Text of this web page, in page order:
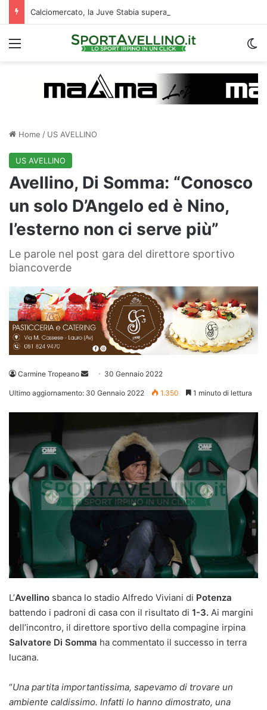
Menu
Home / US AVELLINO
US AVELLINO
Avellino, Di Somma: “Conosco
un solo D’Angelo ed è Nino,
l’esterno non ci serve più”
Le parole nel post gara del direttore sportivo
biancoverde
Carmine Tropeano
Invia 30 Gennaio 2022
Ultimo aggiornamento: 30 Gennaio 2022 1.350 1 minuto di lettura
L’Avellino sbanca lo stadio Alfredo Viviani di Potenza
battendo i padroni di casa con il risultato di 1-3. Ai margini
dell’incontro, il direttore sportivo della compagine irpina
Salvatore Di Somma ha commentato il successo in terra
lucana.
“Una partita importantissima, sapevamo di trovare un
ambiente caldissimo. Infatti lo hanno dimostrato, una